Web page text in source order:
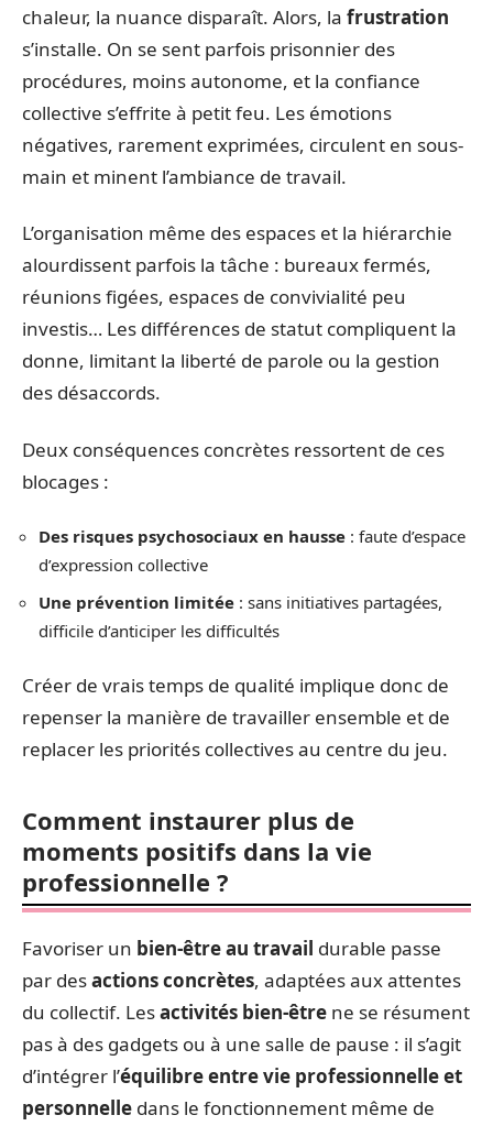
chaleur, la nuance disparaît. Alors, la frustration
s’installe. On se sent parfois prisonnier des
procédures, moins autonome, et la confiance
collective s’effrite à petit feu. Les émotions
négatives, rarement exprimées, circulent en sous-
main et minent l’ambiance de travail.
L’organisation même des espaces et la hiérarchie
alourdissent parfois la tâche : bureaux fermés,
réunions figées, espaces de convivialité peu
investis… Les différences de statut compliquent la
donne, limitant la liberté de parole ou la gestion
des désaccords.
Deux conséquences concrètes ressortent de ces
blocages :
Des risques psychosociaux en hausse : faute d’espace
d’expression collective
Une prévention limitée : sans initiatives partagées,
difficile d’anticiper les difficultés
Créer de vrais temps de qualité implique donc de
repenser la manière de travailler ensemble et de
replacer les priorités collectives au centre du jeu.
Comment instaurer plus de
moments positifs dans la vie
professionnelle ?
Favoriser un bien-être au travail durable passe
par desactions concrètes, adaptées aux attentes
du collectif. Lesactivités bien-être ne se résument
pas à des gadgets ou à une salle de pause : il s’agit
d’intégrer l’équilibre entre vie professionnelle et
personnelle dans le fonctionnement même de